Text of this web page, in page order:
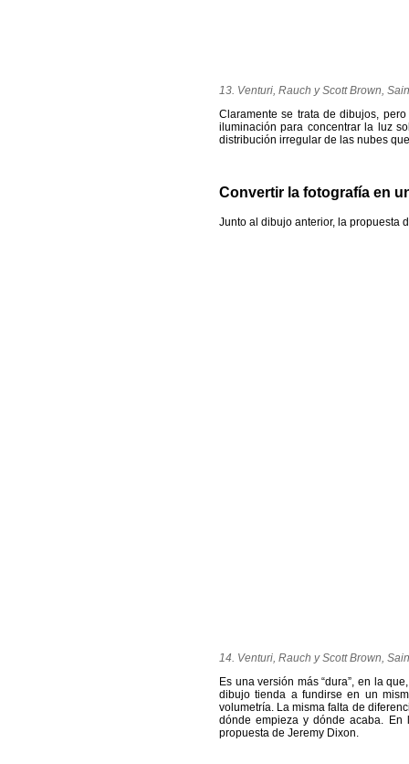
13. Venturi, Rauch y Scott Brown,
Claramente se trata de dibujos,
iluminación para concentrar la luz
distribución irregular de las nubes
Convertir la fotografía en
Junto al dibujo anterior, la propuesta
14. Venturi, Rauch y Scott Brown,
Es una versión más “dura”, en la
dibujo tienda a fundirse en un
volumetría. La misma falta de
dónde empieza y dónde acaba.
propuesta de Jeremy Dixon.